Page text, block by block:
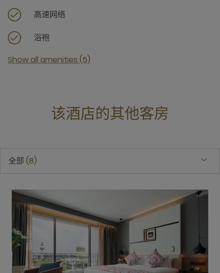
高速网络
浴袍
Show all amenities (5)
该酒店的其他客房
全部 8